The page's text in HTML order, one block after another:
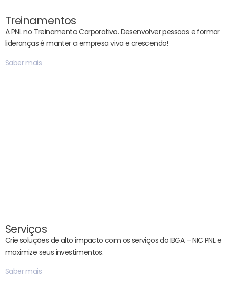
Treinamentos
A PNL no Treinamento Corporativo. Desenvolver pessoas e formar
lideranças é manter a empresa viva e crescendo!
Saber mais
Serviços
Crie soluções de alto impacto com os serviços do IBGA – NIC PNL e
maximize seus investimentos.
Saber mais